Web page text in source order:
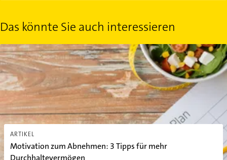
Das könnte Sie auch interessieren
ARTIKEL
Motivation zum Abnehmen: 3 Tipps für mehr
Durchhaltevermögen
Motivation zum Abnehmen: 3 Tipps für mehr